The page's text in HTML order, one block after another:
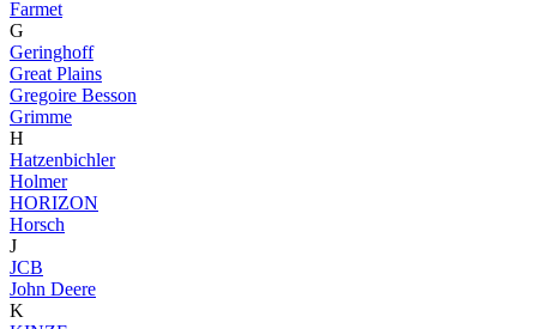
Farmet
G
Geringhoff
Great Plains
Gregoire Besson
Grimme
H
Hatzenbichler
Holmer
HORIZON
Horsch
J
JCB
John Deere
K